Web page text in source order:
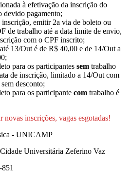
à efetivação da inscrição do
devido pagamento;
inscrição, emitir 2a via de boleto ou
de trabalho até a data limite de envio,
com o CPF inscrito;
13/Out é de R$ 40,00 e de 14/Out a
para os participantes sem trabalho
de inscrição, limitado a 14/Out com
desconto;
para os participante com trabalho é
novas inscrições, vagas esgotadas!
- UNICAMP
Universitária Zeferino Vaz